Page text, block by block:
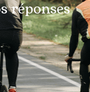
réponses